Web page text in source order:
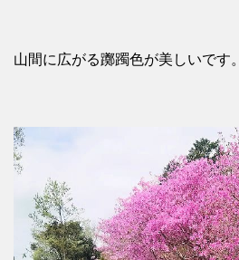
山間に広がる躑躅色が美しいです。